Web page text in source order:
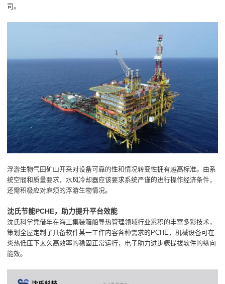
司。
浮游生物气田矿山开采对设备可靠的性和情况转变性拥有越高标准。由系
统空間和质量要求，水风冷却器应该要求系统严谨的进行操作经济条件，
还需积极应对麻烦的浮游生物情况。
沈氏节能PCHE，助力提升平台效能
沈氏科学凭借年在海工集装箱船导热管理领域行业累积的丰富多彩技术，
策划全屋定制了具备软件某一工作内容各种需求的PCHE，机械设备可在
炎热低压下太久高效率的稳固正常运行，电子助力进步骤提拔软件的纵向
能效。